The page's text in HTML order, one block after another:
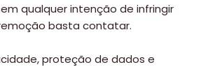
qualquer intenção de infringir
basta contatar.
proteção de dados e